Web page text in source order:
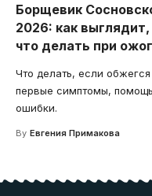
Борщевик
2026: как
что делать при
Что делать, если
первые симптомы,
ошибки.
By Евгения Примакова